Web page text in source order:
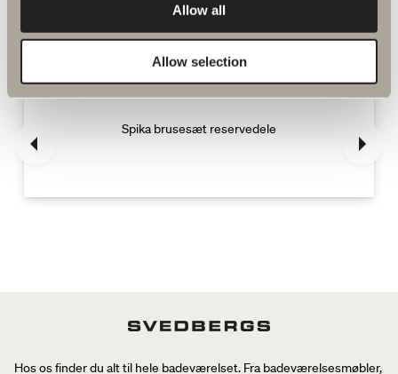
Allow all
Allow selection
Flere produkter inden for Reservedele
bruse- og badekarsarmaturer
Spika brusesæt reservedele
Hos os finder du alt til hele badeværelset. Fra badeværelsesmøbler,